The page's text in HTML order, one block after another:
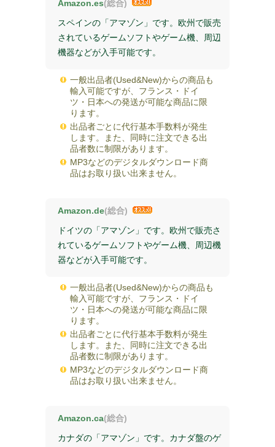
Amazon.es(総合)
スペインの「アマゾン」です。欧州で販売
されているゲームソフトやゲーム機、周辺
機器などが入手可能です。
一般出品者(Used&New)からの商品も
輸入可能ですが、フランス・ドイ
ツ・日本への発送が可能な商品に限
ります。
出品者ごとに代行基本手数料が発生
します。また、同時に注文できる出
品者数に制限があります。
MP3などのデジタルダウンロード商
品はお取り扱い出来ません。
Amazon.de(総合)
ドイツの「アマゾン」です。欧州で販売さ
れているゲームソフトやゲーム機、周辺機
器などが入手可能です。
一般出品者(Used&New)からの商品も
輸入可能ですが、フランス・ドイ
ツ・日本への発送が可能な商品に限
ります。
出品者ごとに代行基本手数料が発生
します。また、同時に注文できる出
品者数に制限があります。
MP3などのデジタルダウンロード商
品はお取り扱い出来ません。
Amazon.ca(総合)
カナダの「アマゾン」です。カナダ盤のゲ